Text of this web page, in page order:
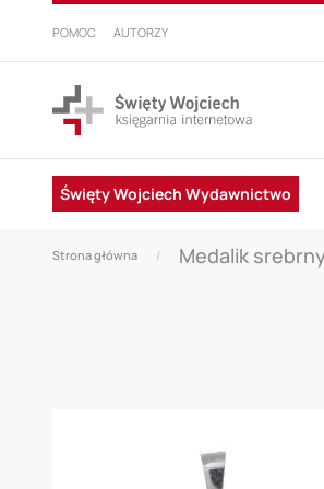
PRZEJDŹ
DO
POMOC AUTORZY
Święty Wojciech Wydawnictwo
Strona główna Medalik